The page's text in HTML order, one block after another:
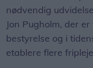
nødvendig
Jon Pugholm, der
bestyrelse og i
etablere flere